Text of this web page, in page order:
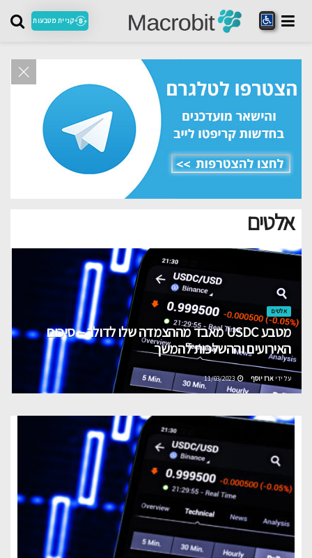
קניית מטבעות
אלטים
אלטים
מטבע USDC מאבד מההצמדה שלו לדולר – סיכום
האירועים וההשלכות להמשך
על ידי ארז יוסף 11/03/2023